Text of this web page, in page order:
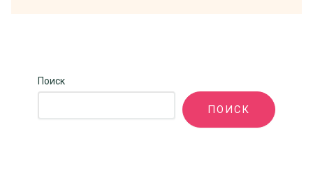
Поиск
ПОИСК